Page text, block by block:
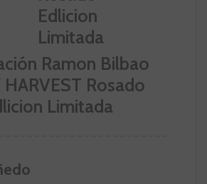
Ramon Bilbao
HARVEST Rosado
Limitada